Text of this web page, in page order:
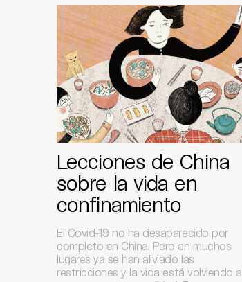
Lecciones de China
sobre la vida en
confinamiento
El Covid-19 no ha desaparecido por
completo en China. Pero en muchos
lugares ya se han aliviado las
restricciones y la vida está volviendo a